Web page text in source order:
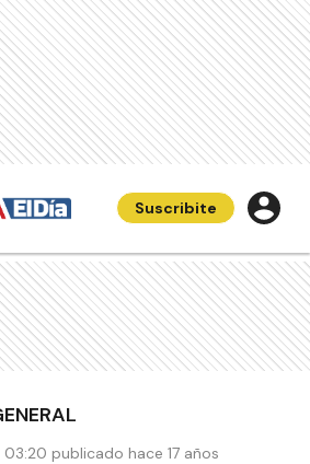
Suscribite
publicado hace 17 años